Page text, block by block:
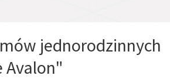
jednorodzinnych
Avalon"